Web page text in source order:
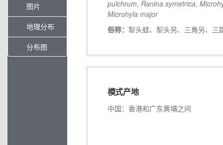
图片
地理分布
分布图
pulchrum, Ranina symetrica,
Microhyla major
俗称： 犁头蛙、犁头另、三角另、三
模式产地
中国：香港和广东黄埔之间